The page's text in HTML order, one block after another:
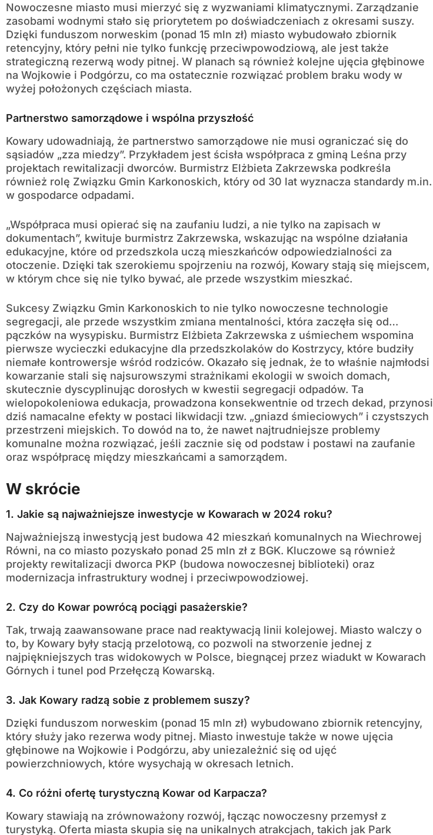
Nowoczesne miasto musi mierzyć się z wyzwaniami klimatycznymi. Zarządzanie
zasobami wodnymi stało się priorytetem po doświadczeniach z okresami suszy.
Dzięki funduszom norweskim (ponad 15 mln zł) miasto wybudowało zbiornik
retencyjny, który pełni nie tylko funkcję przeciwpowodziową, ale jest także
strategiczną rezerwą wody pitnej. W planach są również kolejne ujęcia głębinowe
na Wojkowie i Podgórzu, co ma ostatecznie rozwiązać problem braku wody w
wyżej położonych częściach miasta.
Partnerstwo samorządowe i wspólna przyszłość
Kowary udowadniają, że partnerstwo samorządowe nie musi ograniczać się do
sąsiadów „zza miedzy”. Przykładem jest ścisła współpraca z gminą Leśna przy
projektach rewitalizacji dworców. Burmistrz Elżbieta Zakrzewska podkreśla
również rolę Związku Gmin Karkonoskich, który od 30 lat wyznacza standardy m.in.
w gospodarce odpadami.
„Współpraca musi opierać się na zaufaniu ludzi, a nie tylko na zapisach w
dokumentach”, kwituje burmistrz Zakrzewska, wskazując na wspólne działania
edukacyjne, które od przedszkola uczą mieszkańców odpowiedzialności za
otoczenie. Dzięki tak szerokiemu spojrzeniu na rozwój, Kowary stają się miejscem,
w którym chce się nie tylko bywać, ale przede wszystkim mieszkać.
Sukcesy Związku Gmin Karkonoskich to nie tylko nowoczesne technologie
segregacji, ale przede wszystkim zmiana mentalności, która zaczęła się od…
pączków na wysypisku. Burmistrz Elżbieta Zakrzewska z uśmiechem wspomina
pierwsze wycieczki edukacyjne dla przedszkolaków do Kostrzycy, które budziły
niemałe kontrowersje wśród rodziców. Okazało się jednak, że to właśnie najmłodsi
kowarzanie stali się najsurowszymi strażnikami ekologii w swoich domach,
skutecznie dyscyplinując dorosłych w kwestii segregacji odpadów. Ta
wielopokoleniowa edukacja, prowadzona konsekwentnie od trzech dekad, przynosi
dziś namacalne efekty w postaci likwidacji tzw. „gniazd śmieciowych” i czystszych
przestrzeni miejskich. To dowód na to, że nawet najtrudniejsze problemy
komunalne można rozwiązać, jeśli zacznie się od podstaw i postawi na zaufanie
oraz współpracę między mieszkańcami a samorządem.
W skrócie
1. Jakie są najważniejsze inwestycje w Kowarach w 2024 roku?
Najważniejszą inwestycją jest budowa 42 mieszkań komunalnych na Wiechrowej
Równi, na co miasto pozyskało ponad 25 mln zł z BGK. Kluczowe są również
projekty rewitalizacji dworca PKP (budowa nowoczesnej biblioteki) oraz
modernizacja infrastruktury wodnej i przeciwpowodziowej.
2. Czy do Kowar powrócą pociągi pasażerskie?
Tak, trwają zaawansowane prace nad reaktywacją linii kolejowej. Miasto walczy o
to, by Kowary były stacją przelotową, co pozwoli na stworzenie jednej z
najpiękniejszych tras widokowych w Polsce, biegnącej przez wiadukt w Kowarach
Górnych i tunel pod Przełęczą Kowarską.
3. Jak Kowary radzą sobie z problemem suszy?
Dzięki funduszom norweskim (ponad 15 mln zł) wybudowano zbiornik retencyjny,
który służy jako rezerwa wody pitnej. Miasto inwestuje także w nowe ujęcia
głębinowe na Wojkowie i Podgórzu, aby uniezależnić się od ujęć
powierzchniowych, które wysychają w okresach letnich.
4. Co różni ofertę turystyczną Kowar od Karpacza?
Kowary stawiają na zrównoważony rozwój, łącząc nowoczesny przemysł z
turystyką. Oferta miasta skupia się na unikalnych atrakcjach, takich jak Park